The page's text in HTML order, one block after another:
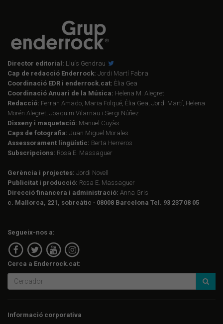
Director editorial: Lluís Gendrau
Cap de redacció Enderrock: Jordi Martí Fabra
Coordinació EDR i enderrock.cat: Èlia Gea
Coordinació Anuari de la Música: Helena M. Alegret
Redacció: Ferran Amado, Maria Folqué, Èlia Gea, Jordi Martí, Helena
Morén Alegret, Joaquim Vilarnau i Sergi Núñez
Disseny i maquetació: Manuel Cuyàs
Caps de fotografia: Juan Miguel Morales
Assessorament lingüístic: Berta Herreros
Subscripcions: Rosa E. Massaguer
Gerència i projectes: Jordi Novell
Publicitat i producció: Rosa E. Massaguer
Direcció financera i administració: Anna Gris
c. Mallorca, 221, sobreàtic · 08008 Barcelona Tel. 93 237 08 05
Segueix-nos a:
Cerca a Enderrock.cat:
Informació corporativa